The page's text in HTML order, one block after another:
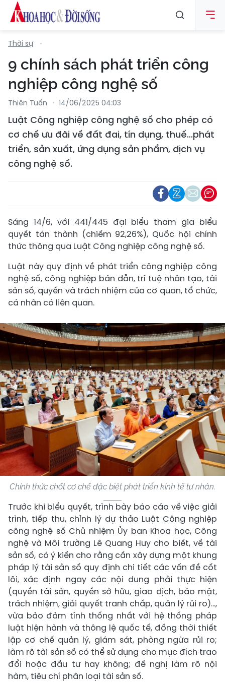
Thời sự
9 chính sách phát triển công
nghiệp công nghệ số
Thiên Tuấn 14/06/2025 04:03
Luật Công nghiệp công nghệ số cho phép có
cơ chế ưu đãi về đất đai, tín dụng, thuế...phát
triển, sản xuất, ứng dụng sản phẩm, dịch vụ
công nghệ số.
Sáng 14/6, với 441/445 đại biểu tham gia biểu
quyết tán thành (chiếm 92,26%), Quốc hội chính
thức thông qua Luật Công nghiệp công nghệ số.
Luật này quy định về phát triển công nghiệp công
nghệ số, công nghiệp bán dẫn, trí tuệ nhân tạo, tài
sản số, quyền và trách nhiệm của cơ quan, tổ chức,
cá nhân có liên quan.
Chính thức chốt cơ chế đặc biệt phát triển kinh tế tư nhân.
Trước khi biểu quyết, trình bày báo cáo về việc giải
trình, tiếp thu, chỉnh lý dự thảo Luật Công nghiệp
công nghệ số Chủ nhiệm Ủy ban Khoa học, Công
nghệ và Môi trường Lê Quang Huy cho biết, về tài
sản số, có ý kiến cho rằng cần xây dựng một khung
pháp lý tài sản số quy định chi tiết các vấn đề cốt
lõi, xác định ngay các nội dung phải thực hiện
(quyền tài sản, quyền sở hữu, giao dịch, bảo mật,
trách nhiệm, giải quyết tranh chấp, quản lý rủi ro)...,
vừa bảo đảm tính thống nhất với hệ thống pháp
luật hiện hành và thông lệ quốc tế, đồng thời thiết
lập cơ chế quản lý, giám sát, phòng ngừa rủi ro;
làm rõ tài sản số có thể sử dụng cho mục đích trao
đổi hoặc đầu tư hay không; đề nghị làm rõ nội
hàm, tiêu chí phân loại tài sản số.